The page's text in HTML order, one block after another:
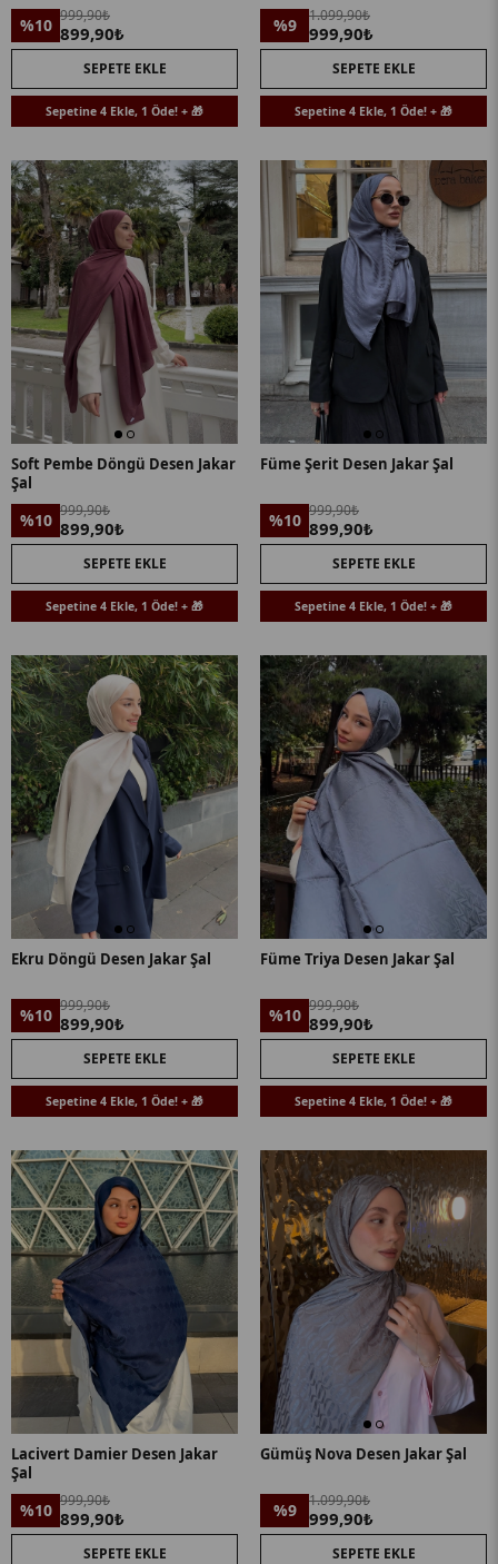
%10 999,90₺
899,90₺
SEPETE EKLE
Sepetine 4 Ekle, 1 Öde! + 🎁
%9 1.099,90₺
999,90₺
SEPETE EKLE
Sepetine 4 Ekle, 1 Öde! + 🎁
Soft Pembe Döngü Desen Jakar
Şal
%10 999,90₺
899,90₺
SEPETE EKLE
Sepetine 4 Ekle, 1 Öde! + 🎁
Füme Şerit Desen Jakar Şal
%10 999,90₺
899,90₺
SEPETE EKLE
Sepetine 4 Ekle, 1 Öde! + 🎁
Ekru Döngü Desen Jakar Şal
%10 999,90₺
899,90₺
SEPETE EKLE
Sepetine 4 Ekle, 1 Öde! + 🎁
Füme Triya Desen Jakar Şal
%10 999,90₺
899,90₺
SEPETE EKLE
Sepetine 4 Ekle, 1 Öde! + 🎁
Lacivert Damier Desen Jakar
Şal
%10 999,90₺
899,90₺
SEPETE EKLE
Gümüş Nova Desen Jakar Şal
%9 1.099,90₺
999,90₺
SEPETE EKLE